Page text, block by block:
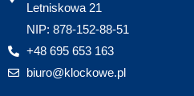
Letniskowa 21
NIP: 878-152-88-51
+48 695 653 163
biuro@klockowe.pl